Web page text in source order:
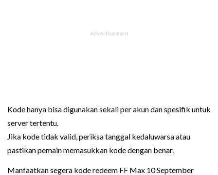
Kode hanya bisa digunakan sekali per akun dan spesifik untuk
server tertentu.
Jika kode tidak valid, periksa tanggal kedaluwarsa atau
pastikan pemain memasukkan kode dengan benar.
Manfaatkan segera kode redeem FF Max 10 September